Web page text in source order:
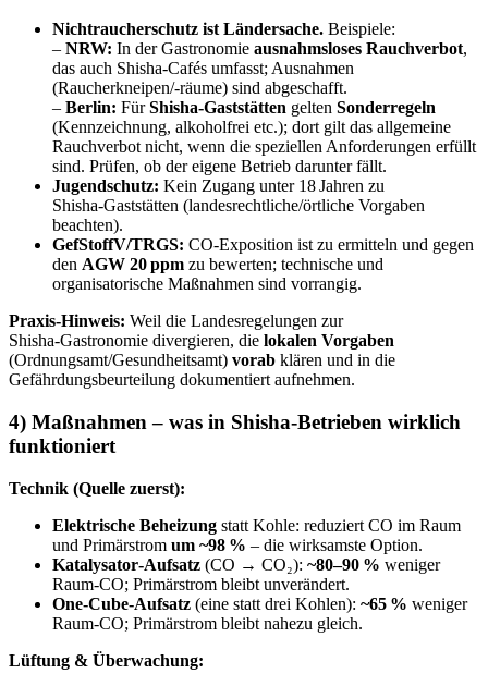
Nichtraucherschutz ist Ländersache. Beispiele:
– NRW: In der Gastronomie ausnahmsloses Rauchverbot,
das auch Shisha‑Cafés umfasst; Ausnahmen
(Raucherkneipen/‑räume) sind abgeschafft.
– Berlin: FürShisha‑Gaststätten gelten Sonderregeln
(Kennzeichnung, alkoholfrei etc.); dort gilt das allgemeine
Rauchverbot nicht, wenn die speziellen Anforderungen erfüllt
sind. Prüfen, ob der eigene Betrieb darunter fällt.
Jugendschutz: Kein Zugang unter 18 Jahren zu
Shisha‑Gaststätten (landesrechtliche/örtliche Vorgaben
beachten).
GefStoffV/TRGS: CO‑Expo­sition ist zu ermitteln und gegen
den AGW 20 ppm zu bewerten; technische und
organisatorische Maßnahmen sind vorrangig.
Praxis‑Hinweis: Weil die Landesregelungen zur
Shisha‑Gastronomie divergieren, die lokalen Vorgaben
(Ordnungsamt/Gesundheitsamt) vorab klären und in die
Gefährdungsbeurteilung dokumentiert aufnehmen.
4) Maßnahmen – was in Shisha‑Betrieben wirklich
funktioniert
Technik (Quelle zuerst):
Elektrische Beheizung statt Kohle: reduziert CO im Raum
und Primärstrom um ~98 % – die wirksamste Option.
Katalysator‑Aufsatz (CO → CO₂): ~80–90 % weniger
Raum‑CO; Primärstrom bleibt unverändert.
One‑Cube‑Aufsatz (eine statt drei Kohlen): ~65 % weniger
Raum‑CO; Primärstrom bleibt nahezu gleich.
Lüftung & Überwachung: